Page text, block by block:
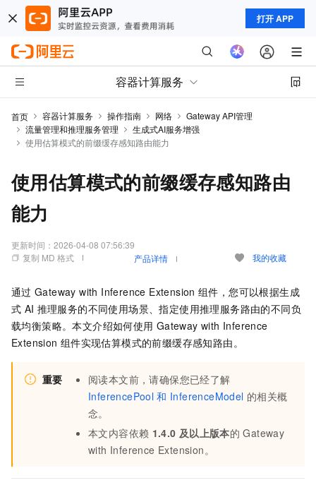
打开 APP
容器计算服务
首页 容器计算服务 操作指南 网络
Gateway API管理
流量管理和推理服务管理
生成式AI服务增强
使用估算模式的前缀缓存感知路由能力
使用估算模式的前缀缓存感知路由
能力
更新时间： 2026-04-08 07:56:39
复制 MD 格式
产品详情 我的收藏
通过 Gateway with Inference Extension 组件，您可以根据生成
式 AI 推理服务的不同使用场景、指定使用推理服务路由的不同负
载均衡策略。本文介绍如何使用 Gateway with Inference
Extension 组件实现估算模式的前缀缓存感知路由。
重要
阅读本文前，请确保您已经了解
InferencePool 和 InferenceModel 的相关概
念。
本文内容依赖 1.4.0 及以上版本的 Gateway
with Inference Extension。